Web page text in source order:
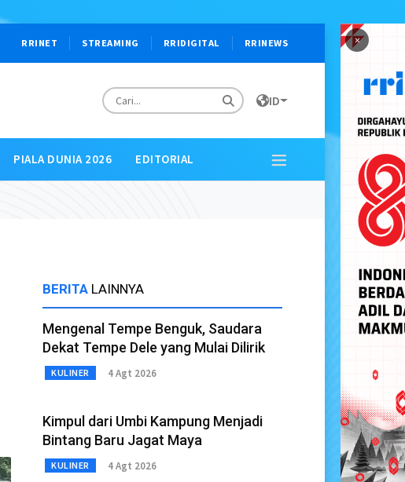
×
RRINET STREAMING RRIDIGITAL RRINEWS
ID
PIALA DUNIA 2026 EDITORIAL
BERITA LAINNYA
Mengenal Tempe Benguk, Saudara
Dekat Tempe Dele yang Mulai Dilirik
KULINER 4 Agt 2026
Kimpul dari Umbi Kampung Menjadi
Bintang Baru Jagat Maya
KULINER 4 Agt 2026